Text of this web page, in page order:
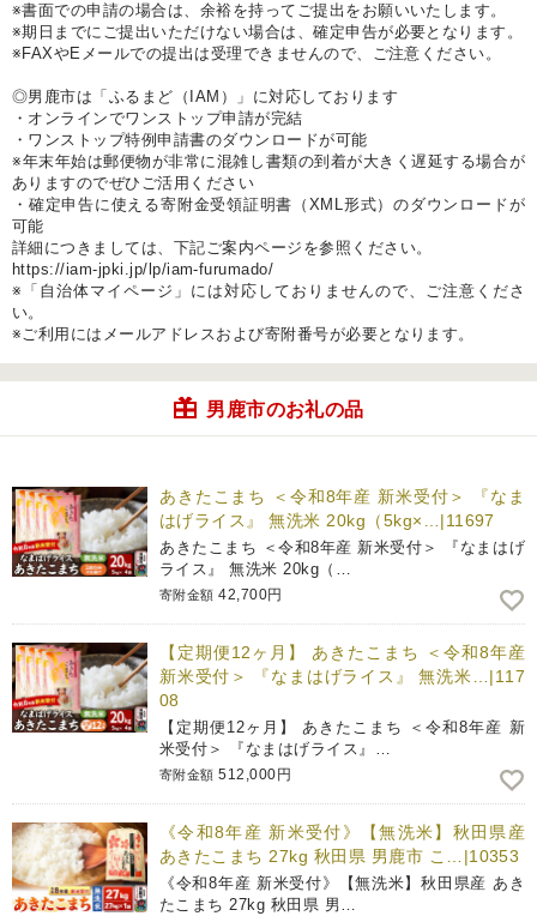
※書面での申請の場合は、余裕を持ってご提出をお願いいたします。
※期日までにご提出いただけない場合は、確定申告が必要となります。
※FAXやEメールでの提出は受理できませんので、ご注意ください。
◎男鹿市は「ふるまど（IAM）」に対応しております
・オンラインでワンストップ申請が完結
・ワンストップ特例申請書のダウンロードが可能
※年末年始は郵便物が非常に混雑し書類の到着が大きく遅延する場合が
ありますのでぜひご活用ください
・確定申告に使える寄附金受領証明書（XML形式）のダウンロードが
可能
詳細につきましては、下記ご案内ページを参照ください。
https://iam-jpki.jp/lp/iam-furumado/
※「自治体マイページ」には対応しておりませんので、ご注意くださ
い。
※ご利用にはメールアドレスおよび寄附番号が必要となります。
男鹿市のお礼の品
あきたこまち ＜令和8年産 新米受付＞ 『なま
はげライス』 無洗米 20kg（5kg×…|11697
あきたこまち ＜令和8年産 新米受付＞ 『なまはげ
ライス』 無洗米 20kg（…
寄附金額 42,700円
【定期便12ヶ月】 あきたこまち ＜令和8年産
新米受付＞ 『なまはげライス』 無洗米…|117
08
【定期便12ヶ月】 あきたこまち ＜令和8年産 新
米受付＞ 『なまはげライス』…
寄附金額 512,000円
《令和8年産 新米受付》【無洗米】秋田県産
あきたこまち 27kg 秋田県 男鹿市 こ…|10353
《令和8年産 新米受付》【無洗米】秋田県産 あき
たこまち 27kg 秋田県 男…